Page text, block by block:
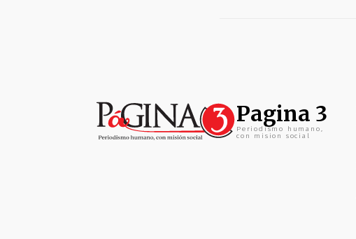
Pagina 3
Periodismo humano,
con mision social